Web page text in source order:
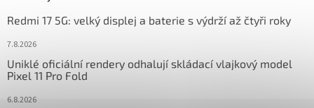
Redmi 17 5G: velký displej a baterie s výdrží až čtyři roky
7.8.2026
Uniklé oficiální rendery odhalují skládací vlajkový model
Pixel 11 Pro Fold
6.8.2026